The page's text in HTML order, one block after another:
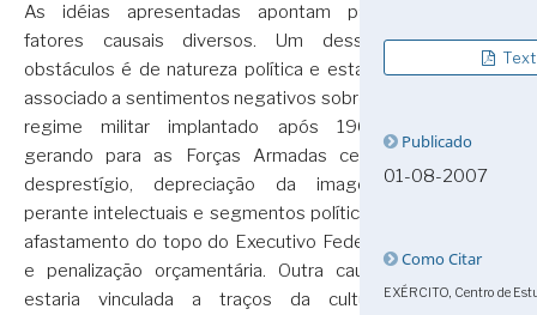
As idéias apresentadas apontam para
fatores causais diversos. Um desses
obstáculos é de natureza política e estaria
associado a sentimentos negativos sobre o
regime militar implantado após 1964,
gerando para as Forças Armadas certo
desprestígio, depreciação da imagem
perante intelectuais e segmentos políticos,
afastamento do topo do Executivo Federal
e penalização orçamentária. Outra causa
estaria vinculada a traços da cultura
Publicado
01-08-2007
Como Citar
EXÉRCITO, Centro de